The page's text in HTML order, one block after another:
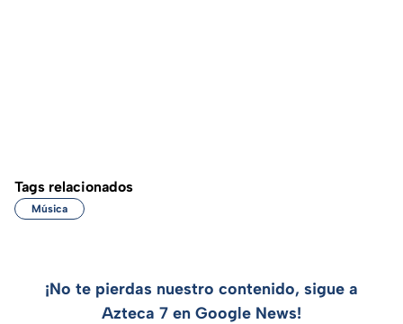
Tags relacionados
Música
¡No te pierdas nuestro contenido, sigue a
Azteca 7 en Google News!